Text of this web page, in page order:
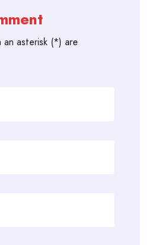
an asterisk (*) are